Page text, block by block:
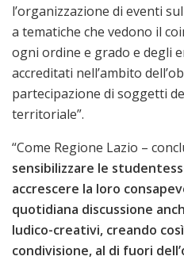
l’organizzazione di eventi
a tematiche che vedono il
ogni ordine e grado e degli
accreditati nell’ambito
partecipazione di soggetti
territoriale”.
“Come Regione Lazio –
sensibilizzare le
accrescere la loro
quotidiana discussione
ludico-creativi, creando
condivisione, al di fuori